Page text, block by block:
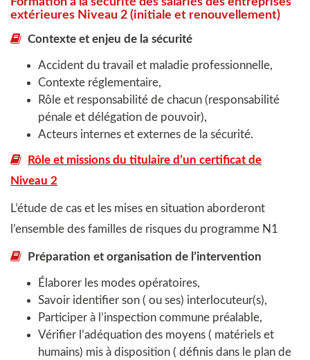
extérieures Niveau 2 (initiale et renouvellement)
Contexte et enjeu de la sécurité
Accident du travail et maladie professionnelle,
Contexte réglementaire,
Rôle et responsabilité de chacun (responsabilité
pénale et délégation de pouvoir),
Acteurs internes et externes de la sécurité.
Rôle et missions du titulaire d’un certificat de
Niveau 2
L’étude de cas et les mises en situation aborderont
l’ensemble des familles de risques du programme N1
Préparation et organisation de l’intervention
Élaborer les modes opératoires,
Savoir identifier son ( ou ses) interlocuteur(s),
Participer à l’inspection commune préalable,
Vérifier l’adéquation des moyens ( matériels et
humains) mis à disposition ( définis dans le plan de